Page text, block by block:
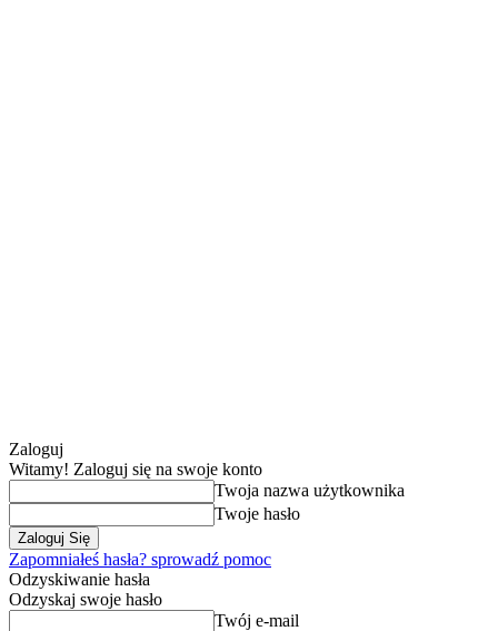
Zaloguj
Witamy! Zaloguj się na swoje konto
Twoja nazwa użytkownika
Twoje hasło
Zapomniałeś hasła? sprowadź pomoc
Odzyskiwanie hasła
Odzyskaj swoje hasło
Twój e-mail